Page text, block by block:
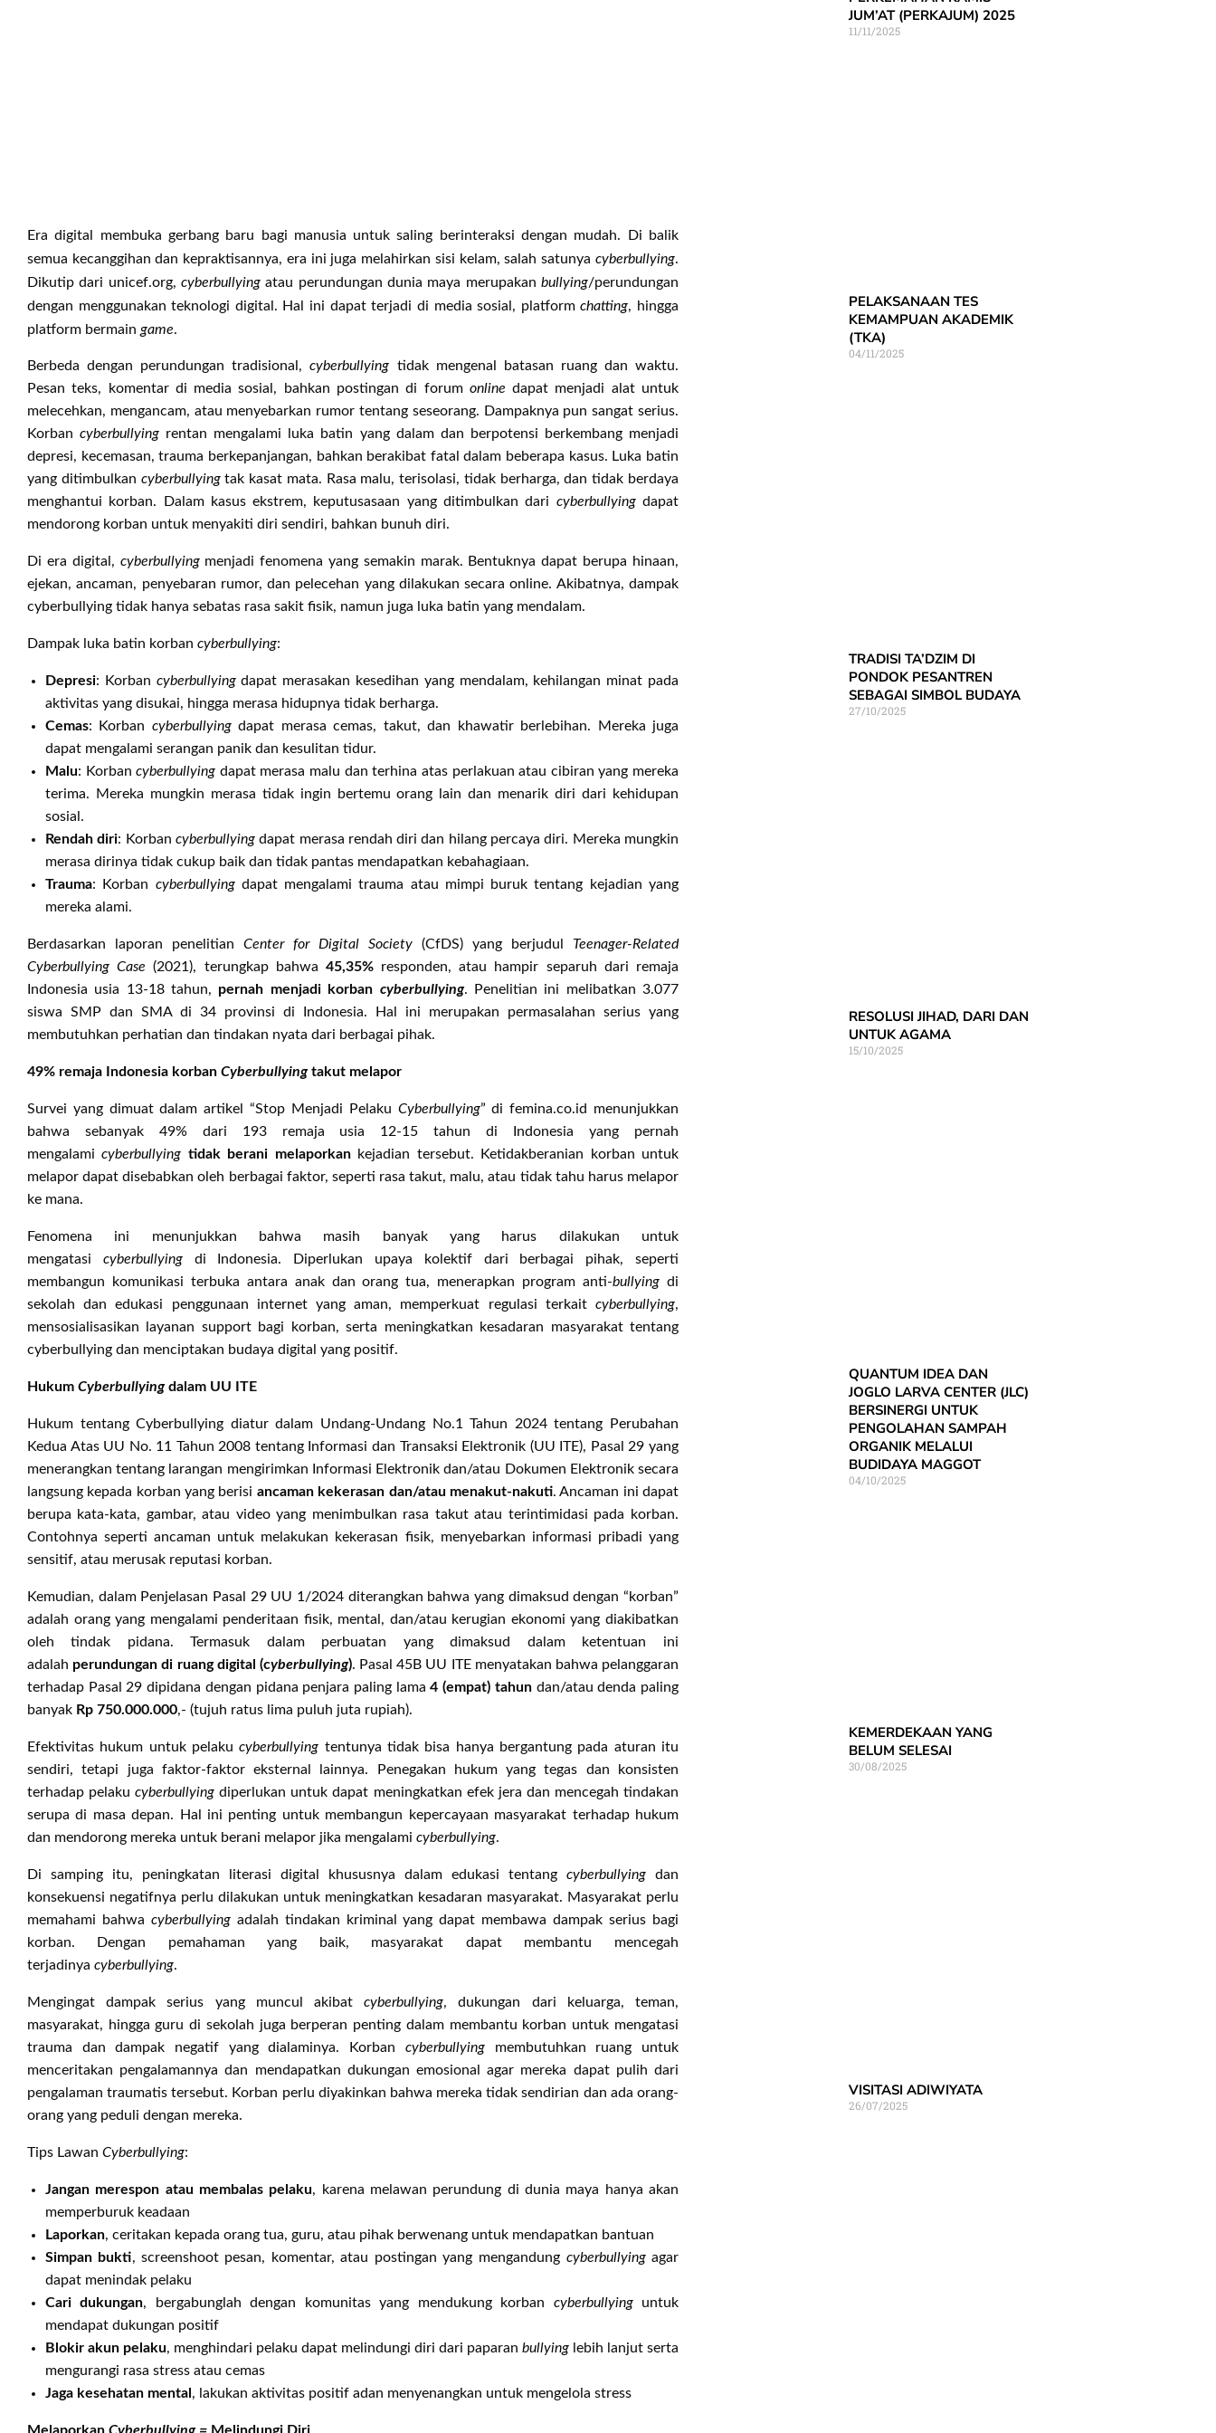
Era digital membuka gerbang baru bagi manusia untuk saling berinteraksi dengan mudah. Di balik
semua kecanggihan dan kepraktisannya, era ini juga melahirkan sisi kelam, salah satunya cyberbullying.
Dikutip dari unicef.org, cyberbullying atau perundungan dunia maya merupakan bullying/perundungan
dengan menggunakan teknologi digital. Hal ini dapat terjadi di media sosial, platformchatting, hingga
platform bermain game.
Berbeda dengan perundungan tradisional,cyberbullying tidak mengenal batasan ruang dan waktu.
Pesan teks, komentar di media sosial, bahkan postingan di forum online dapat menjadi alat untuk
melecehkan, mengancam, atau menyebarkan rumor tentang seseorang. Dampaknya pun sangat serius.
Korban cyberbullying rentan mengalami luka batin yang dalam dan berpotensi berkembang menjadi
depresi, kecemasan, trauma berkepanjangan, bahkan berakibat fatal dalam beberapa kasus. Luka batin
yang ditimbulkan cyberbullyingtak kasat mata. Rasa malu, terisolasi, tidak berharga, dan tidak berdaya
menghantui korban. Dalam kasus ekstrem, keputusasaan yang ditimbulkan dari cyberbullyingdapat
mendorong korban untuk menyakiti diri sendiri, bahkan bunuh diri.
Di era digital, cyberbullyingmenjadi fenomena yang semakin marak. Bentuknya dapat berupa hinaan,
ejekan, ancaman, penyebaran rumor, dan pelecehan yang dilakukan secara online. Akibatnya, dampak
cyberbullying tidak hanya sebatas rasa sakit fisik, namun juga luka batin yang mendalam.
Dampak luka batin korban cyberbullying:
Depresi: Korban cyberbullyingdapat merasakan kesedihan yang mendalam, kehilangan minat pada
aktivitas yang disukai, hingga merasa hidupnya tidak berharga.
Cemas: Korban cyberbullyingdapat merasa cemas, takut, dan khawatir berlebihan. Mereka juga
dapat mengalami serangan panik dan kesulitan tidur.
Malu: Korbancyberbullying dapat merasa malu dan terhina atas perlakuan atau cibiran yang mereka
terima. Mereka mungkin merasa tidak ingin bertemu orang lain dan menarik diri dari kehidupan
sosial.
Rendah diri: Korban cyberbullyingdapat merasa rendah diri dan hilang percaya diri. Mereka mungkin
merasa dirinya tidak cukup baik dan tidak pantas mendapatkan kebahagiaan.
Trauma: Korban cyberbullying dapat mengalami trauma atau mimpi buruk tentang kejadian yang
mereka alami.
Berdasarkan laporan penelitian Center for Digital Society (CfDS) yang berjudul Teenager-Related
Cyberbullying Case (2021), terungkap bahwa 45,35% responden, atau hampir separuh dari remaja
Indonesia usia 13-18 tahun, pernah menjadi korban cyberbullying. Penelitian ini melibatkan 3.077
siswa SMP dan SMA di 34 provinsi di Indonesia. Hal ini merupakan permasalahan serius yang
membutuhkan perhatian dan tindakan nyata dari berbagai pihak.
49% remaja Indonesia korban Cyberbullyingtakut melapor
Survei yang dimuat dalam artikel “Stop Menjadi Pelaku Cyberbullying” di femina.co.id menunjukkan
bahwa sebanyak 49% dari 193 remaja usia 12-15 tahun di Indonesia yang pernah
mengalamicyberbullying tidak berani melaporkankejadian tersebut. Ketidakberanian korban untuk
melapor dapat disebabkan oleh berbagai faktor, seperti rasa takut, malu, atau tidak tahu harus melapor
ke mana.
Fenomena ini menunjukkan bahwa masih banyak yang harus dilakukan untuk
mengatasi cyberbullyingdi Indonesia. Diperlukan upaya kolektif dari berbagai pihak, seperti
membangun komunikasi terbuka antara anak dan orang tua, menerapkan program anti-bullying di
sekolah dan edukasi penggunaan internet yang aman, memperkuat regulasi terkait cyberbullying,
mensosialisasikan layanan support bagi korban, serta meningkatkan kesadaran masyarakat tentang
cyberbullying dan menciptakan budaya digital yang positif.
Hukum Cyberbullyingdalam UU ITE
Hukum tentang Cyberbullying diatur dalam Undang-Undang No.1 Tahun 2024 tentang Perubahan
Kedua Atas UU No. 11 Tahun 2008 tentang Informasi dan Transaksi Elektronik (UU ITE), Pasal 29 yang
menerangkan tentang larangan mengirimkan Informasi Elektronik dan/atau Dokumen Elektronik secara
langsung kepada korban yang berisi ancaman kekerasan dan/atau menakut-nakuti. Ancaman ini dapat
berupa kata-kata, gambar, atau video yang menimbulkan rasa takut atau terintimidasi pada korban.
Contohnya seperti ancaman untuk melakukan kekerasan fisik, menyebarkan informasi pribadi yang
sensitif, atau merusak reputasi korban.
Kemudian, dalam Penjelasan Pasal 29 UU 1/2024 diterangkan bahwa yang dimaksud dengan “korban”
adalah orang yang mengalami penderitaan fisik, mental, dan/atau kerugian ekonomi yang diakibatkan
oleh tindak pidana. Termasuk dalam perbuatan yang dimaksud dalam ketentuan ini
adalah perundungan di ruang digital (cyberbullying). Pasal 45B UU ITE menyatakan bahwa pelanggaran
terhadap Pasal 29 dipidana dengan pidana penjara paling lama4 (empat) tahundan/atau denda paling
banyak Rp 750.000.000,- (tujuh ratus lima puluh juta rupiah).
Efektivitas hukum untuk pelakucyberbullying tentunya tidak bisa hanya bergantung pada aturan itu
sendiri, tetapi juga faktor-faktor eksternal lainnya. Penegakan hukum yang tegas dan konsisten
terhadap pelakucyberbullying diperlukan untuk dapat meningkatkan efek jera dan mencegah tindakan
serupa di masa depan. Hal ini penting untuk membangun kepercayaan masyarakat terhadap hukum
dan mendorong mereka untuk berani melapor jika mengalami cyberbullying.
Di samping itu, peningkatan literasi digital khususnya dalam edukasi tentang cyberbullying dan
konsekuensi negatifnya perlu dilakukan untuk meningkatkan kesadaran masyarakat. Masyarakat perlu
memahami bahwa cyberbullyingadalah tindakan kriminal yang dapat membawa dampak serius bagi
korban. Dengan pemahaman yang baik, masyarakat dapat membantu mencegah
terjadinya cyberbullying.
Mengingat dampak serius yang muncul akibatcyberbullying, dukungan dari keluarga, teman,
masyarakat, hingga guru di sekolah juga berperan penting dalam membantu korban untuk mengatasi
trauma dan dampak negatif yang dialaminya. Korban cyberbullyingmembutuhkan ruang untuk
menceritakan pengalamannya dan mendapatkan dukungan emosional agar mereka dapat pulih dari
pengalaman traumatis tersebut. Korban perlu diyakinkan bahwa mereka tidak sendirian dan ada orang-
orang yang peduli dengan mereka.
Tips Lawan Cyberbullying:
Jangan merespon atau membalas pelaku, karena melawan perundung di dunia maya hanya akan
memperburuk keadaan
Laporkan, ceritakan kepada orang tua, guru, atau pihak berwenang untuk mendapatkan bantuan
Simpan bukti, screenshoot pesan, komentar, atau postingan yang mengandung cyberbullyingagar
dapat menindak pelaku
Cari dukungan, bergabunglah dengan komunitas yang mendukung korban cyberbullyinguntuk
mendapat dukungan positif
Blokir akun pelaku, menghindari pelaku dapat melindungi diri dari paparan bullying lebih lanjut serta
mengurangi rasa stress atau cemas
Jaga kesehatan mental , lakukan aktivitas positif adan menyenangkan untuk mengelola stress
JUM’AT (PERKAJUM) 2025
11/11/2025
PELAKSANAAN TES
KEMAMPUAN AKADEMIK
(TKA)
04/11/2025
TRADISI TA’DZIM DI
PONDOK PESANTREN
SEBAGAI SIMBOL BUDAYA
27/10/2025
RESOLUSI JIHAD, DARI DAN
UNTUK AGAMA
15/10/2025
QUANTUM IDEA DAN
JOGLO LARVA CENTER (JLC)
BERSINERGI UNTUK
PENGOLAHAN SAMPAH
ORGANIK MELALUI
BUDIDAYA MAGGOT
04/10/2025
KEMERDEKAAN YANG
BELUM SELESAI
30/08/2025
VISITASI ADIWIYATA
26/07/2025